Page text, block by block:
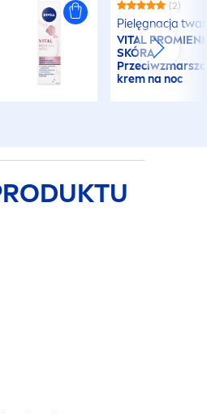
(2)
Pielęgnacja
VITAL
SKÓRA
krem na noc